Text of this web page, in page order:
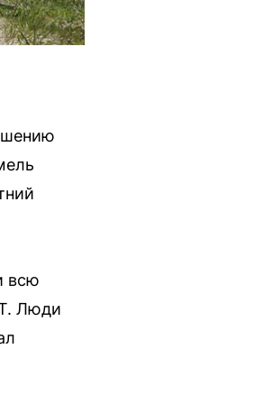
всю
Люди